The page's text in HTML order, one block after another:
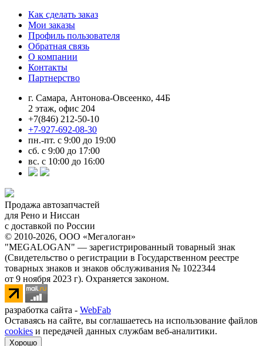
Как сделать заказ
Мои заказы
Профиль пользователя
Обратная связь
О компании
Контакты
Партнерство
г. Самара, Антонова-Овсеенко, 44Б
2 этаж, офис 204
+7(846) 212-50-10
+7-927-692-08-30
пн.-пт. с 9:00 до 19:00
сб. с 9:00 до 17:00
вс. с 10:00 до 16:00
Продажа автозапчастей
для Рено и Ниссан
с доставкой по России
© 2010-2026, ООО «Мегалоган»
"MEGALOGAN" — зарегистрированный товарный знак
(Свидетельство о регистрации в Государственном реестре
товарных знаков и знаков обслуживания № 1022344
от 9 ноября 2023 г). Охраняется законом.
разработка сайта - WebFab
Оставаясь на сайте, вы соглашаетесь на использование файлов
cookies и передачей данных службам веб-аналитики.
Хорошо